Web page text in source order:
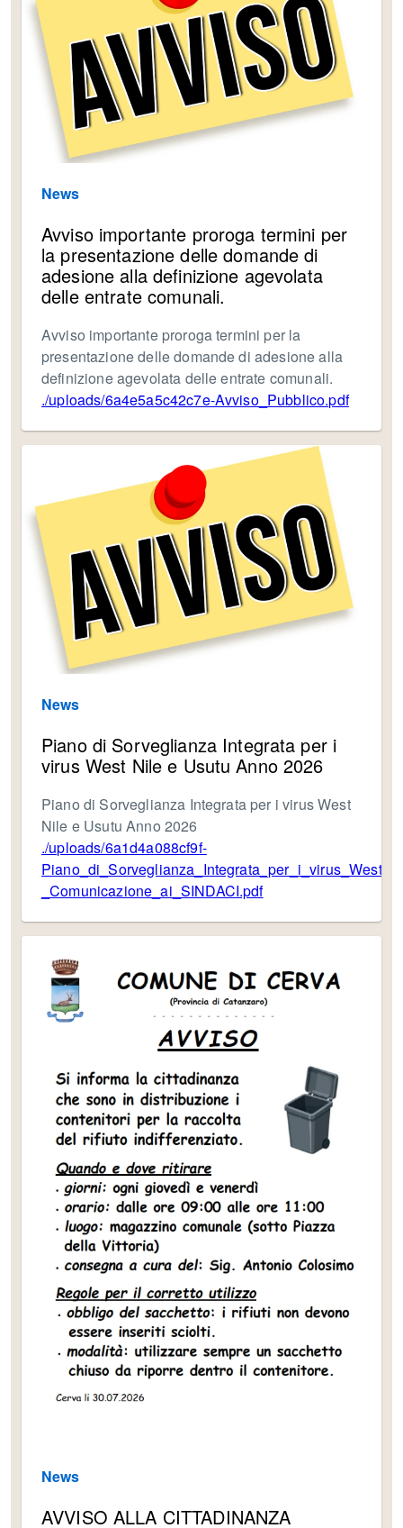
News
Avviso importante proroga termini per
la presentazione delle domande di
adesione alla definizione agevolata
delle entrate comunali.
Avviso importante proroga termini per la
presentazione delle domande di adesione alla
definizione agevolata delle entrate comunali.
./uploads/6a4e5a5c42c7e-Avviso_Pubblico.pdf
News
Piano di Sorveglianza Integrata per i
virus West Nile e Usutu Anno 2026
Piano di Sorveglianza Integrata per i virus West
Nile e Usutu Anno 2026
./uploads/6a1d4a088cf9f-
_Comunicazione_ai_SINDACI.pdf
News
AVVISO ALLA CITTADINANZA